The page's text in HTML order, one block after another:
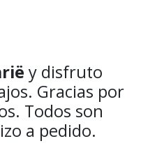
y disfruto
Gracias por
Todos son
a pedido.